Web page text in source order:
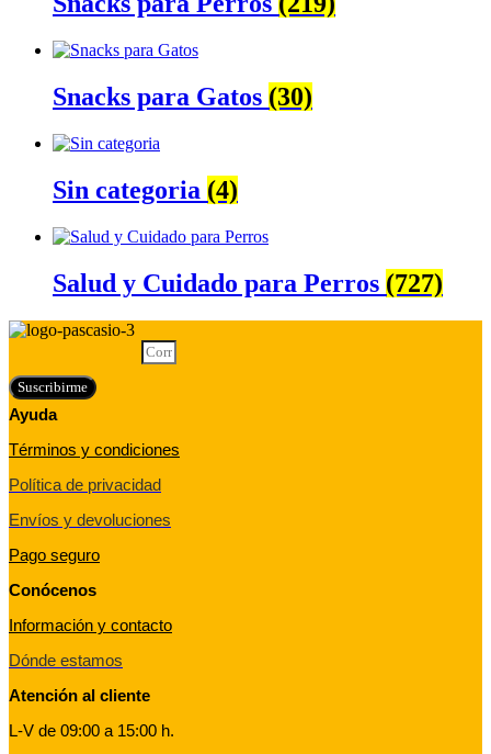
Snacks para Gatos (30)
Sin categoria (4)
Salud y Cuidado para Perros (727)
Suscribirme
Ayuda
Términos y condiciones
Política de privacidad
Envíos y devoluciones
Pago seguro
Conócenos
Información y contacto
Dónde estamos
Atención al cliente
L-V de 09:00 a 15:00 h.